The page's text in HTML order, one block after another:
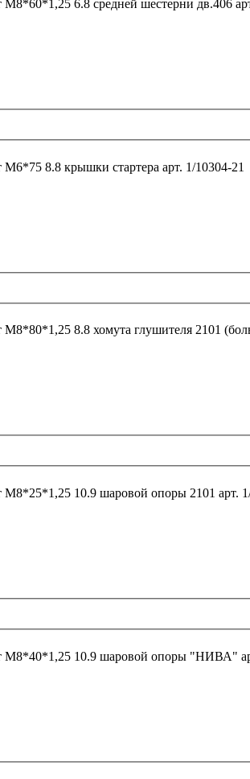
Болт
Болт М6*75 8.8 крышки стартера арт. 1/10304-21
М8*25*1,25 10.9 шаровой опоры 2101 арт.
Болт